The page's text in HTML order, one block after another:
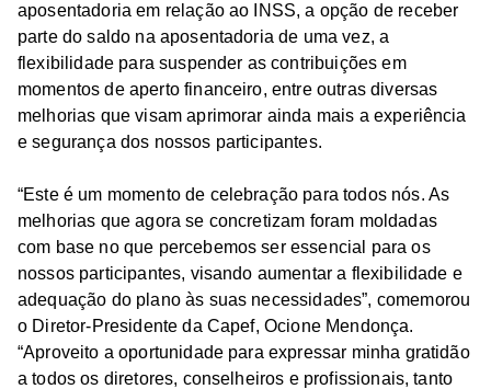
aposentadoria em relação ao INSS, a opção de receber
parte do saldo na aposentadoria de uma vez, a
flexibilidade para suspender as contribuições em
momentos de aperto financeiro, entre outras diversas
melhorias que visam aprimorar ainda mais a experiência
e segurança dos nossos participantes.
“Este é um momento de celebração para todos nós. As
melhorias que agora se concretizam foram moldadas
com base no que percebemos ser essencial para os
nossos participantes, visando aumentar a flexibilidade e
adequação do plano às suas necessidades”, comemorou
o Diretor-Presidente da Capef, Ocione Mendonça.
“Aproveito a oportunidade para expressar minha gratidão
a todos os diretores, conselheiros e profissionais, tanto